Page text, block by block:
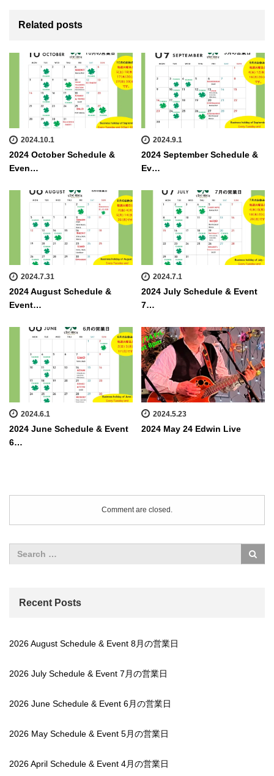
Related posts
2024.10.1
2024 October Schedule &
Even…
2024.9.1
2024 September Schedule &
Ev…
2024.7.31
2024 August Schedule &
Event…
2024.7.1
2024 July Schedule & Event
7…
2024.6.1
2024 June Schedule & Event
6…
2024.5.23
2024 May 24 Edwin Live
Comment are closed.
Recent Posts
2026 August Schedule & Event 8月の営業日
2026 July Schedule & Event 7月の営業日
2026 June Schedule & Event 6月の営業日
2026 May Schedule & Event 5月の営業日
2026 April Schedule & Event 4月の営業日